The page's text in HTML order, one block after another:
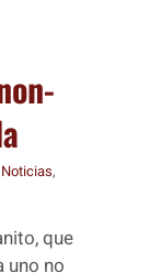
Noticias,
que
uno no